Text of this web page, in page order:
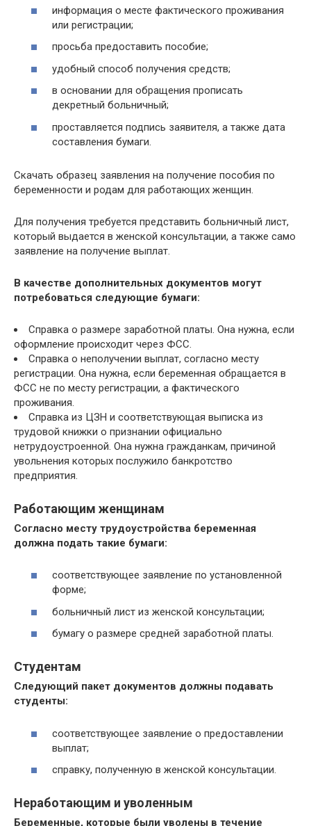
информация о месте фактического проживания
или регистрации;
просьба предоставить пособие;
удобный способ получения средств;
в основании для обращения прописать
декретный больничный;
проставляется подпись заявителя, а также дата
составления бумаги.
Скачать образец заявления на получение пособия по
беременности и родам для работающих женщин.
Для получения требуется представить больничный лист,
который выдается в женской консультации, а также само
заявление на получение выплат.
В качестве дополнительных документов могут
потребоваться следующие бумаги:
Справка о размере заработной платы. Она нужна, если
оформление происходит через ФСС.
Справка о неполучении выплат, согласно месту
регистрации. Она нужна, если беременная обращается в
ФСС не по месту регистрации, а фактического
проживания.
Справка из ЦЗН и соответствующая выписка из
трудовой книжки о признании официально
нетрудоустроенной. Она нужна гражданкам, причиной
увольнения которых послужило банкротство
предприятия.
Работающим женщинам
Согласно месту трудоустройства беременная
должна подать такие бумаги:
соответствующее заявление по установленной
форме;
больничный лист из женской консультации;
бумагу о размере средней заработной платы.
Студентам
Следующий пакет документов должны подавать
студенты:
соответствующее заявление о предоставлении
выплат;
справку, полученную в женской консультации.
Неработающим и уволенным
Беременные, которые были уволены в течение